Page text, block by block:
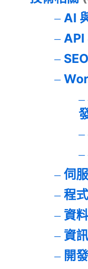
AI
API
伺
程
資
資
開